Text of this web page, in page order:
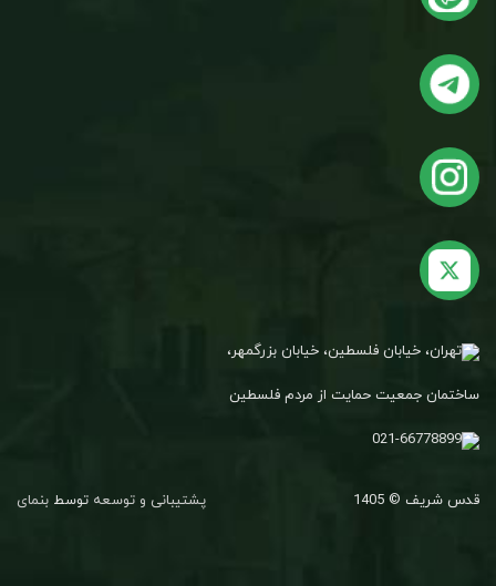
تهران، خیابان فلسطین، خیابان بزرگمهر،
ساختمان جمعیت حمایت از مردم فلسطین
021-66778899
پشتیبانی و توسعه توسط بنمای قدس شریف © 1405